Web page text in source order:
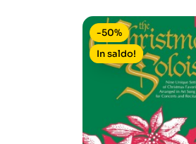
-50%
In saldo!